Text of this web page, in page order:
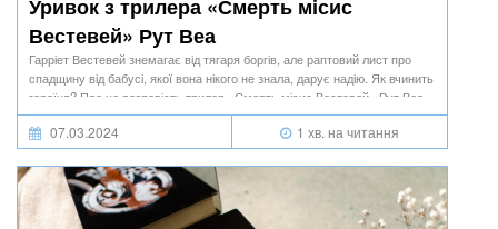
Уривок з трилера «Смерть місис
Вестевей» Рут Веа
Гарріет Вестевей знемагає від тягаря боргів, але раптовий лист про
спадщину від бабусі, якої вона нікого не знала, дарує надію. Як вчинить
героїня? Про це розповість трилер «Смерть місис Вестевей» Рут Веа.
07.03.2024 1 хв. на читання